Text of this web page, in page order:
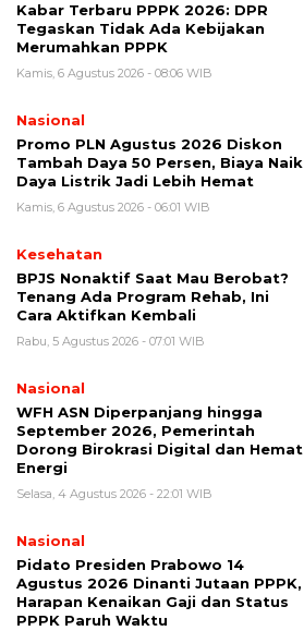
Kabar Terbaru PPPK 2026: DPR
Tegaskan Tidak Ada Kebijakan
Merumahkan PPPK
Kamis, 6 Agustus 2026 - 08:06 WIB
Nasional
Promo PLN Agustus 2026 Diskon
Tambah Daya 50 Persen, Biaya Naik
Daya Listrik Jadi Lebih Hemat
Kamis, 6 Agustus 2026 - 06:01 WIB
Kesehatan
BPJS Nonaktif Saat Mau Berobat?
Tenang Ada Program Rehab, Ini
Cara Aktifkan Kembali
Rabu, 5 Agustus 2026 - 07:01 WIB
Nasional
WFH ASN Diperpanjang hingga
September 2026, Pemerintah
Dorong Birokrasi Digital dan Hemat
Energi
Selasa, 4 Agustus 2026 - 22:01 WIB
Nasional
Pidato Presiden Prabowo 14
Agustus 2026 Dinanti Jutaan PPPK,
Harapan Kenaikan Gaji dan Status
PPPK Paruh Waktu